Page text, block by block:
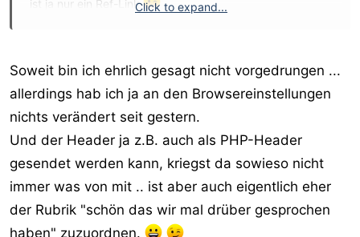
ist ja nur ein Ref-LinkClick to expand...
Soweit bin ich ehrlich gesagt nicht vorgedrungen ...
allerdings hab ich ja an den Browsereinstellungen
nichts verändert seit gestern.
Und der Header ja z.B. auch als PHP-Header
gesendet werden kann, kriegst da sowieso nicht
immer was von mit .. ist aber auch eigentlich eher
der Rubrik "schön das wir mal drüber gesprochen
haben" zuzuordnen.